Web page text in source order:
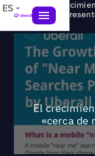
ES Reports>El
mí»
El
«cerca de